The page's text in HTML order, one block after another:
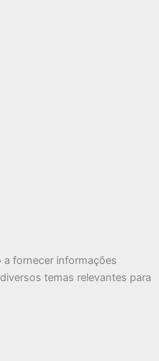
fornecer informações
temas relevantes para